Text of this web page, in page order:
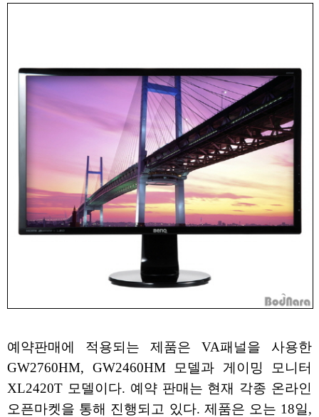
예약판매에 적용되는 제품은 VA패널을 사용한
GW2760HM, GW2460HM 모델과 게이밍 모니터
XL2420T 모델이다. 예약 판매는 현재 각종 온라인
오픈마켓을 통해 진행되고 있다. 제품은 오는 18일,